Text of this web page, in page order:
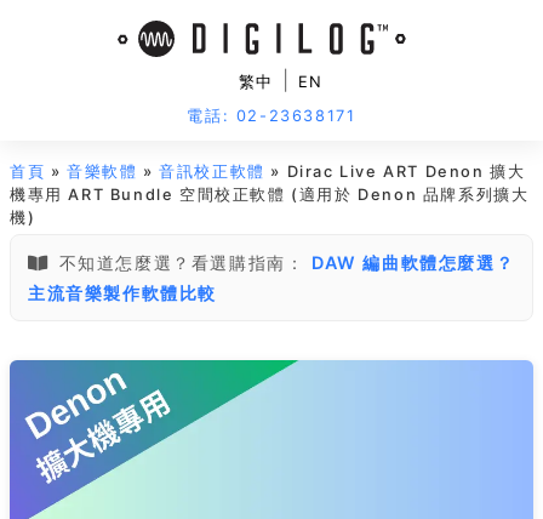
繁中
EN
電話: 02-23638171
首頁 »音樂軟體 »音訊校正軟體 » Dirac Live ART Denon 擴大
機專用 ART Bundle 空間校正軟體 (適用於 Denon 品牌系列擴大
機)
不知道怎麼選？看選購指南：
DAW 編曲軟體怎麼選？
主流音樂製作軟體比較